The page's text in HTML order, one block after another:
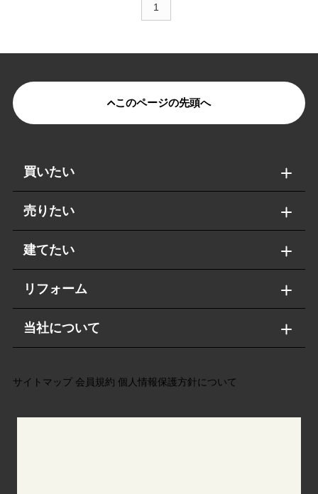
1
このページの先頭へ
買いたい
売りたい
建てたい
リフォーム
当社について
サイトマップ 会員規約 個人情報保護方針について